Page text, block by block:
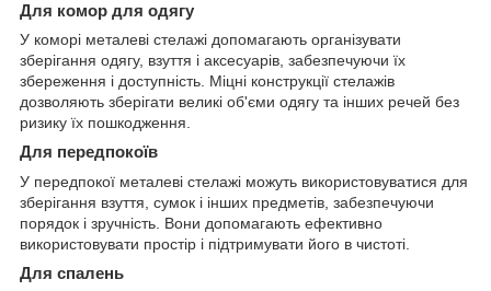
Для комор для одягу
У коморі металеві стелажі допомагають організувати
зберігання одягу, взуття і аксесуарів, забезпечуючи їх
збереження і доступність. Міцні конструкції стелажів
дозволяють зберігати великі об'єми одягу та інших речей без
ризику їх пошкодження.
Для передпокоїв
У передпокої металеві стелажі можуть використовуватися для
зберігання взуття, сумок і інших предметів, забезпечуючи
порядок і зручність. Вони допомагають ефективно
використовувати простір і підтримувати його в чистоті.
Для спалень